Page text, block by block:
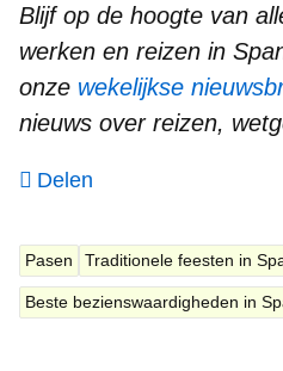
Blijf op de hoogte van
werken en reizen in
onze wekelijkse
nieuws over reizen,
Delen
Pasen Traditionele feesten in
Beste bezienswaardigheden in